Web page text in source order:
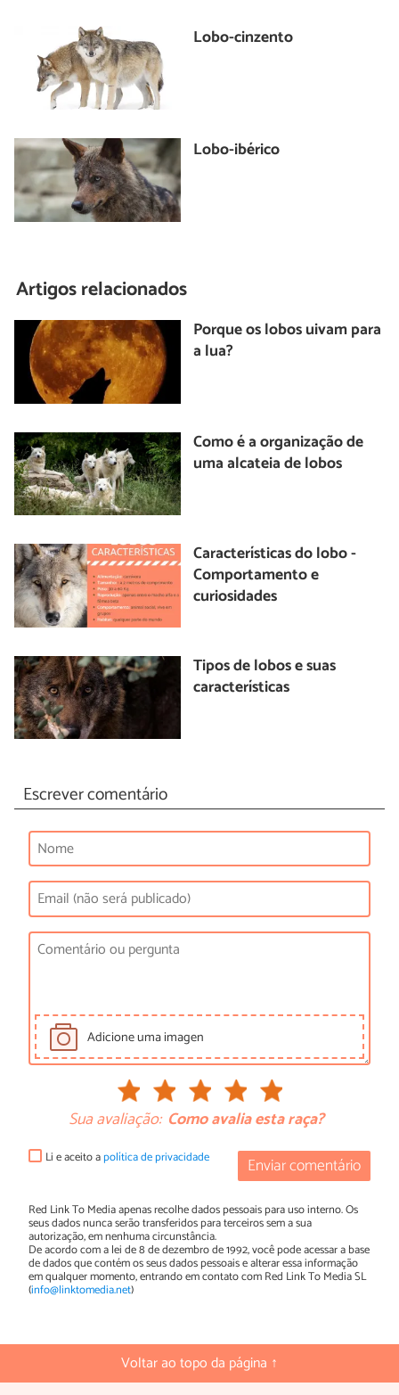
Lobo-cinzento
Lobo-ibérico
Artigos relacionados
Porque os lobos uivam para
a lua?
Como é a organização de
uma alcateia de lobos
Características do lobo -
Comportamento e
curiosidades
Tipos de lobos e suas
características
Escrever comentário
Adicione uma imagen
Sua avaliação: Como avalia esta raça?
Enviar comentário
Li e aceito apolítica de privacidade
Red Link To Media apenas recolhe dados pessoais para uso interno. Os
seus dados nunca serão transferidos para terceiros sem a sua
autorização, em nenhuma circunstância.
De acordo com a lei de 8 de dezembro de 1992, você pode acessar a base
de dados que contém os seus dados pessoais e alterar essa informação
em qualquer momento, entrando em contato com Red Link To Media SL
(info@linktomedia.net)
Voltar ao topo da página ↑